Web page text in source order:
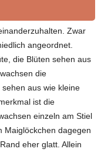
Zwar
angeordnet.
die Blüten sehen aus
die
aus wie kleine
ist die
einzeln am Stiel
Maiglöckchen dagegen
eher glatt. Allein